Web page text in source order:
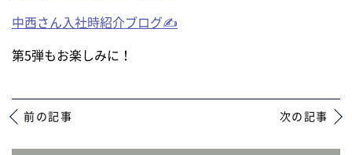
中西さん入社時紹介ブログ✍
第5弾もお楽しみに！
前の記事 次の記事